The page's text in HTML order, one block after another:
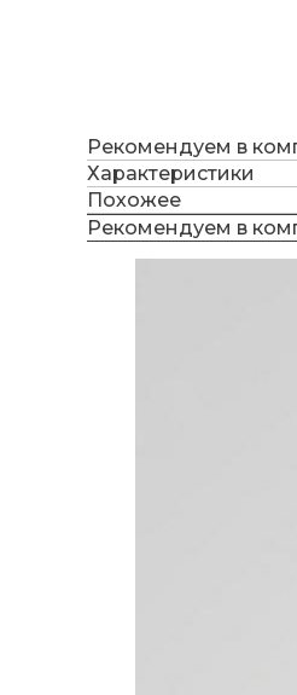
Рекомендуем в
Характеристики
Похожее
Рекомендуем в